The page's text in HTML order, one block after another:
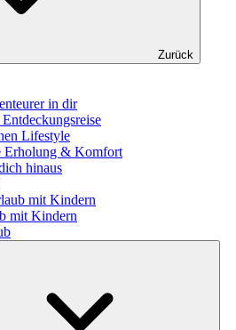
Zurück
in dir
Lifestyle
Erholung & Komfort
hinaus
mit Kindern
mit Kindern